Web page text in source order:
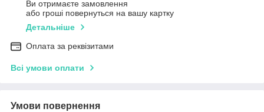
Ви отримаєте замовлення
або гроші повернуться на вашу картку
Детальніше
Оплата за реквізитами
Всі умови оплати
Умови повернення